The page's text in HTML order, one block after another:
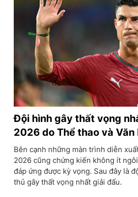
Đội hình gây thất vọng
2026 do Thể thao và Văn
Bên cạnh những màn trình diễn
2026 cũng chứng kiến không ít
đáp ứng được kỳ vọng. Sau đây là
thủ gây thất vọng nhất giải đấu.